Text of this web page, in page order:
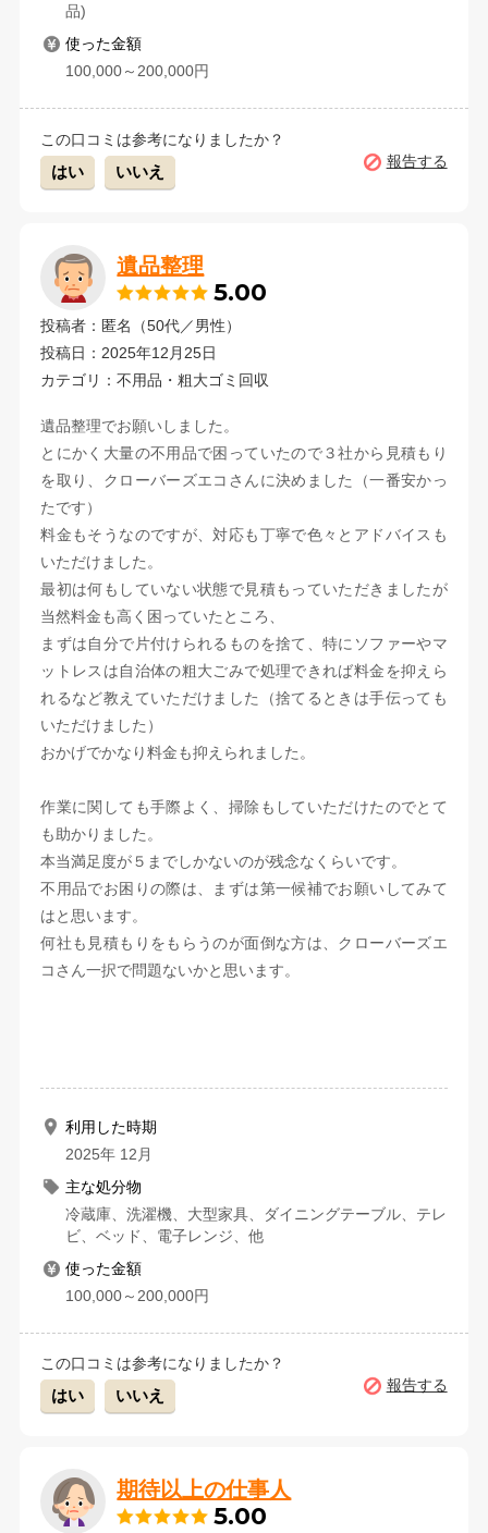
品)
使った金額
100,000～200,000円
この口コミは参考になりましたか？
はい いいえ
報告する
遺品整理
5.00
投稿者：匿名（50代／男性）
投稿日：2025年12月25日
カテゴリ：不用品・粗大ゴミ回収
遺品整理でお願いしました。
とにかく大量の不用品で困っていたので３社から見積もり
を取り、クローバーズエコさんに決めました（一番安かっ
たです）
料金もそうなのですが、対応も丁寧で色々とアドバイスも
いただけました。
最初は何もしていない状態で見積もっていただきましたが
当然料金も高く困っていたところ、
まずは自分で片付けられるものを捨て、特にソファーやマ
ットレスは自治体の粗大ごみで処理できれば料金を抑えら
れるなど教えていただけました（捨てるときは手伝っても
いただけました）
おかげでかなり料金も抑えられました。
作業に関しても手際よく、掃除もしていただけたのでとて
も助かりました。
本当満足度が５までしかないのが残念なくらいです。
不用品でお困りの際は、まずは第一候補でお願いしてみて
はと思います。
何社も見積もりをもらうのが面倒な方は、クローバーズエ
コさん一択で問題ないかと思います。
利用した時期
2025年 12月
主な処分物
冷蔵庫、洗濯機、大型家具、ダイニングテーブル、テレ
ビ、ベッド、電子レンジ、他
使った金額
100,000～200,000円
この口コミは参考になりましたか？
はい いいえ
報告する
期待以上の仕事人
5.00